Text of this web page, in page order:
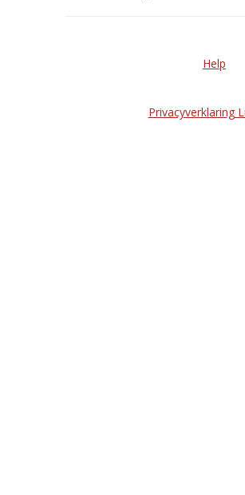
Help
Privacyverklaring